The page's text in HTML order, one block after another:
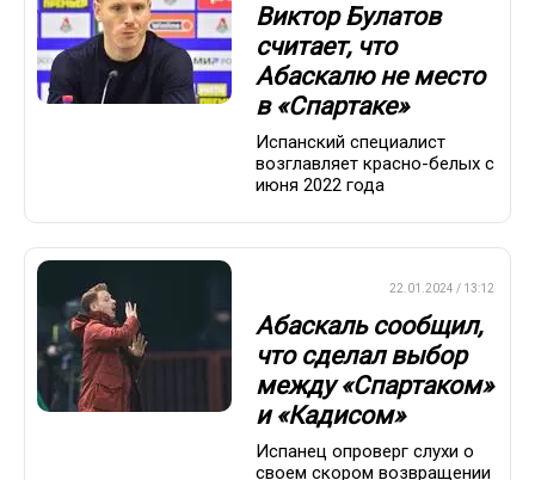
Виктор Булатов
считает, что
Абаскалю не место
в «Спартаке»
Испанский специалист
возглавляет красно-белых с
июня 2022 года
22.01.2024 / 13:12
Абаскаль сообщил,
что сделал выбор
между «Спартаком»
и «Кадисом»
Испанец опроверг слухи о
своем скором возвращении